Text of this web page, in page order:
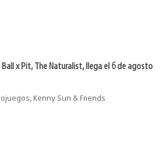
x Pit, The Naturalist, llega el 6 de agosto
Kenny Sun & Friends